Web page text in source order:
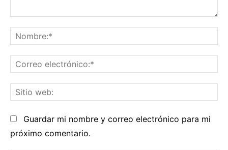
Guardar mi nombre y correo electrónico para mi
próximo comentario.